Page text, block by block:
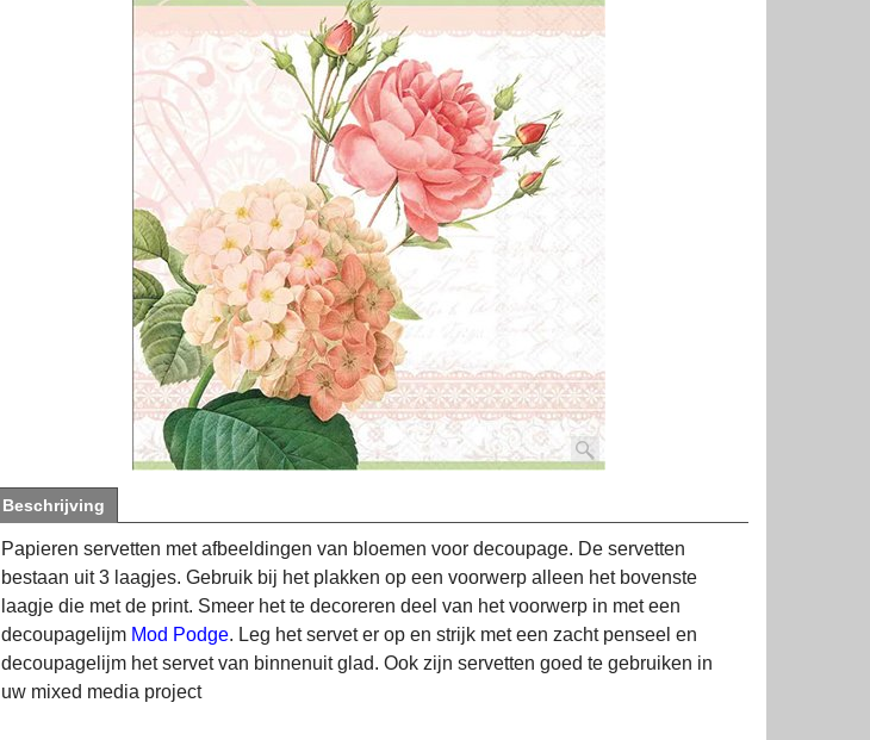
Beschrijving
Papieren servetten met afbeeldingen van bloemen voor decoupage. De servetten
bestaan uit 3 laagjes. Gebruik bij het plakken op een voorwerp alleen het bovenste
laagje die met de print. Smeer het te decoreren deel van het voorwerp in met een
decoupagelijm Mod Podge. Leg het servet er op en strijk met een zacht penseel en
decoupagelijm het servet van binnenuit glad. Ook zijn servetten goed te gebruiken in
uw mixed media project